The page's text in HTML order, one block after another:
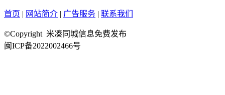
首页 | 网站简介 | 广告服务 | 联系我们
©Copyright 米凑同城信息免费发布
闽ICP备2022002466号